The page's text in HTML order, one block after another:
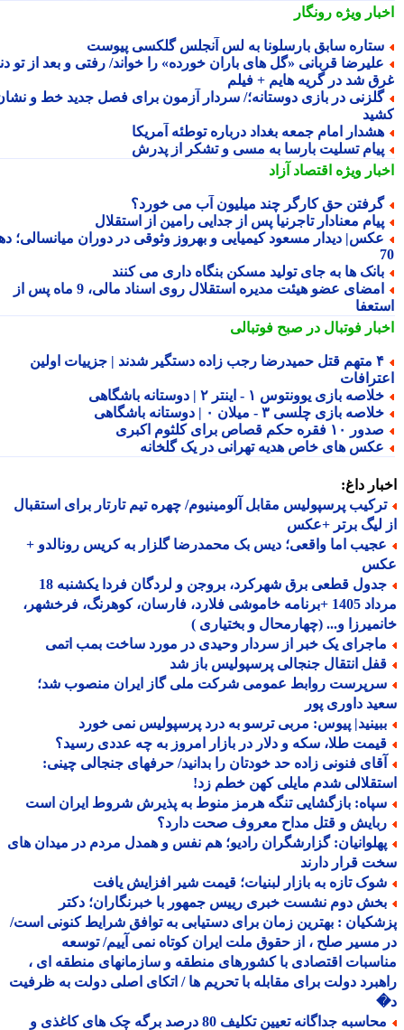
ویژهرونگار
سابق بارسلونا به لس آنجلس گلکسی پیوست
قربانی «گل های باران خورده» را خواند/ رفتی و بعد از تو دنیا
شد در گریه هایم + فیلم
در بازی دوستانه؛/ سردار آزمون برای فصل جدید خط و نشان
امام جمعه بغداد درباره توطئه آمریکا
تسلیت بارسا به مسی و تشکر از پدرش
ویژهاقتصاد آزاد
حق کارگر چند میلیون آب می خورد؟
معنادار تاجرنیا پس از جدایی رامین از استقلال
دیدار مسعود کیمیایی و بهروز وثوقی در دوران میانسالی؛ دهه
ها به جای تولید مسکن بنگاه داری می کنند
امضای عضو هیئت مدیره استقلال روی اسناد مالی، 9 ماه پس از
فوتبال در صبح فوتبالی
۴ متهم قتل حمیدرضا رجب زاده دستگیر شدند | جزییات اولین
بازی یوونتوس ۱ - اینتر ۲ | دوستانه باشگاهی
بازی چلسی ۳ - میلان ۰ | دوستانه باشگاهی
۱۰ فقره حکم قصاص برای کلثوم اکبری
های خاص هدیه تهرانی در یک گلخانه
داغ:
پرسپولیس مقابل آلومینیوم/ چهره تیم تارتار برای استقبال
لیگ برتر +عکس
اما واقعی؛ دیس بک محمدرضا گلزار به کریس رونالدو +
جدول قطعی برق شهرکرد، بروجن و لردگان فردا یکشنبه 18
مرداد 1405 +برنامه خاموشی فلارد، فارسان، کوهرنگ، فرخشهر،
و... (چهارمحال و بختیاری )
یک خبر از سردار وحیدی در مورد ساخت بمب اتمی
انتقال جنجالی پرسپولیس باز شد
روابط عمومی شرکت ملی گاز ایران منصوب شد؛
داوری پور
پیوس: مربی ترسو به درد پرسپولیس نمی خورد
طلا، سکه و دلار در بازار امروز به چه عددی رسید؟
فنونی زاده حد خودتان را بدانید/ حرفهای جنجالی چینی:
شدم مایلی کهن خطم زد!
بازگشایی تنگه هرمز منوط به پذیرش شروط ایران است
و قتل مداح معروف صحت دارد؟
گزارشگران رادیو؛ هم نفس و همدل مردم در میدان های
قرار دارند
تازه به بازار لبنیات؛ قیمت شیر افزایش یافت
دوم نشست خبری رییس جمهور با خبرنگاران؛ دکتر
: بهترین زمان برای دستیابی به توافق شرایط کنونی است/
مسیر صلح ، از حقوق ملت ایران کوتاه نمی آییم/ توسعه
اقتصادی با کشورهای منطقه و سازمانهای منطقه ای ،
دولت برای مقابله با تحریم ها / اتکای اصلی دولت به ظرفیت
محاسبه جداگانه تعیین تکلیف 80 درصد برگه چک های کاغذی و